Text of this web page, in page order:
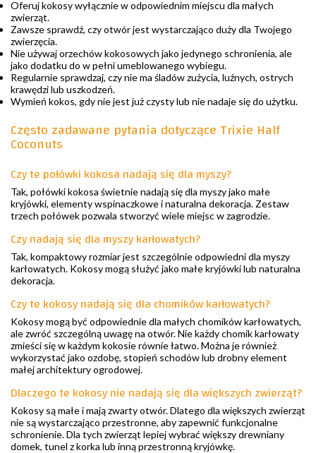
Oferuj kokosy wyłącznie w odpowiednim miejscu dla małych
zwierząt.
Zawsze sprawdź, czy otwór jest wystarczająco duży dla Twojego
zwierzęcia.
Nie używaj orzechów kokosowych jako jedynego schronienia, ale
jako dodatku do w pełni umeblowanego wybiegu.
Regularnie sprawdzaj, czy nie ma śladów zużycia, luźnych, ostrych
krawędzi lub uszkodzeń.
Wymień kokos, gdy nie jest już czysty lub nie nadaje się do użytku.
Często zadawane pytania dotyczące Trixie Half
Coconuts
Czy te połówki kokosa nadają się dla myszy?
Tak, połówki kokosa świetnie nadają się dla myszy jako małe
kryjówki, elementy wspinaczkowe i naturalna dekoracja. Zestaw
trzech połówek pozwala stworzyć wiele miejsc w zagrodzie.
Czy nadają się dla myszy karłowatych?
Tak, kompaktowy rozmiar jest szczególnie odpowiedni dla myszy
karłowatych. Kokosy mogą służyć jako małe kryjówki lub naturalna
dekoracja.
Czy te kokosy nadają się dla chomików karłowatych?
Kokosy mogą być odpowiednie dla małych chomików karłowatych,
ale zwróć szczególną uwagę na otwór. Nie każdy chomik karłowaty
zmieści się w każdym kokosie równie łatwo. Można je również
wykorzystać jako ozdobę, stopień schodów lub drobny element
małej architektury ogrodowej.
Dlaczego te kokosy nie nadają się dla większych zwierząt?
Kokosy są małe i mają zwarty otwór. Dlatego dla większych zwierząt
nie są wystarczająco przestronne, aby zapewnić funkcjonalne
schronienie. Dla tych zwierząt lepiej wybrać większy drewniany
domek, tunel z korka lub inną przestronną kryjówkę.